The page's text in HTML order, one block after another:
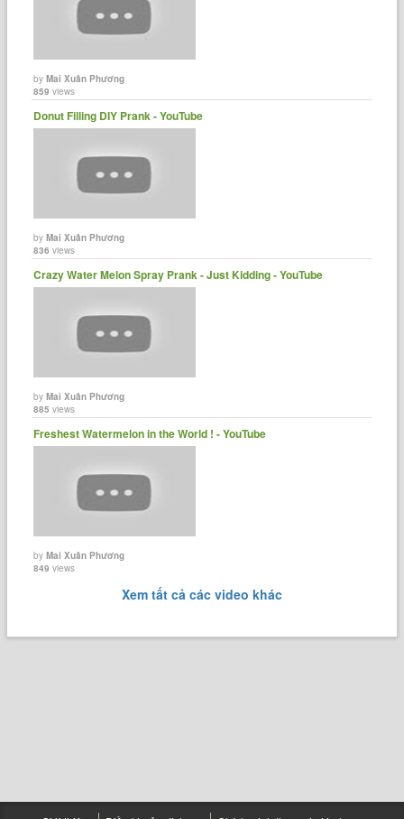
byMai Xuân Phương
859 views
Donut Filling DIY Prank - YouTube
byMai Xuân Phương
836 views
Crazy Water Melon Spray Prank - Just Kidding - YouTube
byMai Xuân Phương
885 views
Freshest Watermelon in the World ! - YouTube
byMai Xuân Phương
849 views
Xem tất cả các video khác